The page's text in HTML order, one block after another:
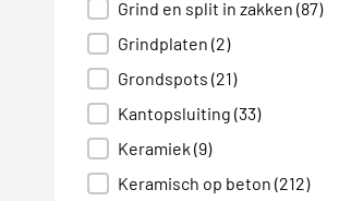
Grind en split in zakken (87)
Grindplaten (2)
Grondspots (21)
Kantopsluiting (33)
Keramiek (9)
Keramisch op beton (212)